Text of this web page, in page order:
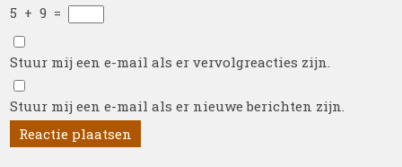
5 + 9 =
Stuur mij een e-mail als er vervolgreacties zijn.
Stuur mij een e-mail als er nieuwe berichten zijn.